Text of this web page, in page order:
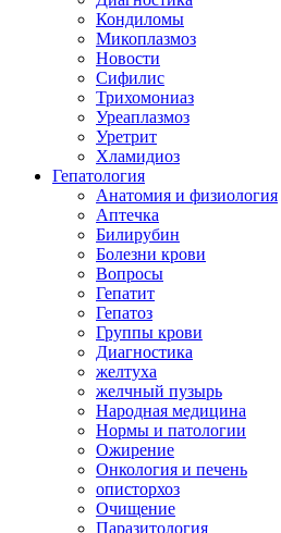
Кондиломы
Микоплазмоз
Новости
Сифилис
Трихомониаз
Уреаплазмоз
Уретрит
Хламидиоз
Гепатология
Анатомия и физиология
Аптечка
Билирубин
Болезни крови
Вопросы
Гепатит
Гепатоз
Группы крови
Диагностика
желтуха
желчный пузырь
Народная медицина
Нормы и патологии
Ожирение
Онкология и печень
описторхоз
Очищение
Паразитология